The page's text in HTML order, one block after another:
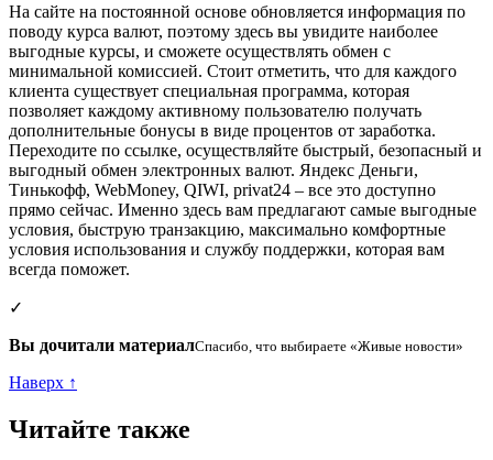
На сайте на постоянной основе обновляется информация по
поводу курса валют, поэтому здесь вы увидите наиболее
выгодные курсы, и сможете осуществлять обмен с
минимальной комиссией. Стоит отметить, что для каждого
клиента существует специальная программа, которая
позволяет каждому активному пользователю получать
дополнительные бонусы в виде процентов от заработка.
Переходите по ссылке, осуществляйте быстрый, безопасный и
выгодный обмен электронных валют. Яндекс Деньги,
Тинькофф, WebMoney, QIWI, privat24 – все это доступно
прямо сейчас. Именно здесь вам предлагают самые выгодные
условия, быструю транзакцию, максимально комфортные
условия использования и службу поддержки, которая вам
всегда поможет.
✓
Вы дочитали материалСпасибо, что выбираете «Живые новости»
Наверх ↑
Читайте также